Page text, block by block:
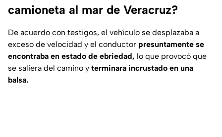
camioneta al mar de Veracruz?
De acuerdo con testigos, el vehículo se desplazaba a
exceso de velocidad y el conductor presuntamente se
encontraba en estado de ebriedad, lo que provocó que
se saliera del camino y terminara incrustado en una
balsa.